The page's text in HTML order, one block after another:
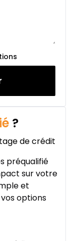
?
de crédit
préqualifié
sur votre
et
options